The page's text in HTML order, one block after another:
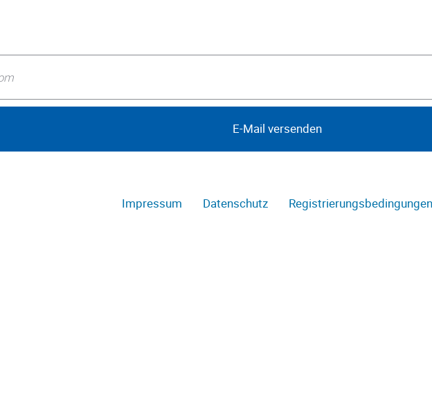
Impressum Datenschutz Registrierungsbedingungen